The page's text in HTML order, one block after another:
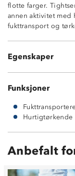
flotte farger.
annen aktivitet med
fukttransport og
Egenskaper
Active
Funksjoner
Hurtigtørkende
Anbefalt